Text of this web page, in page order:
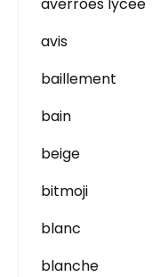
avis
baillement
bain
beige
bitmoji
blanc
blanche